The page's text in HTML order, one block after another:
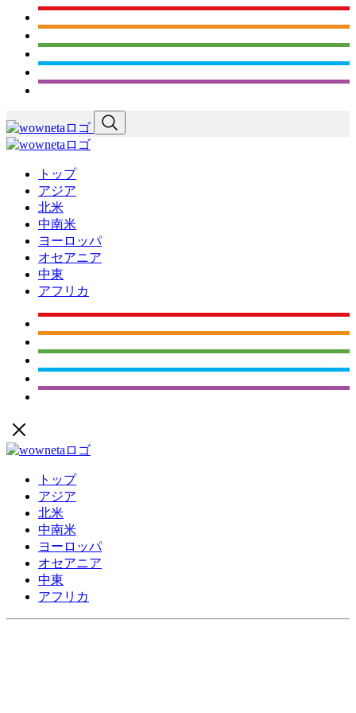
トップ
アジア
北米
中南米
ヨーロッパ
オセアニア
中東
アフリカ
トップ
アジア
北米
中南米
ヨーロッパ
オセアニア
中東
アフリカ